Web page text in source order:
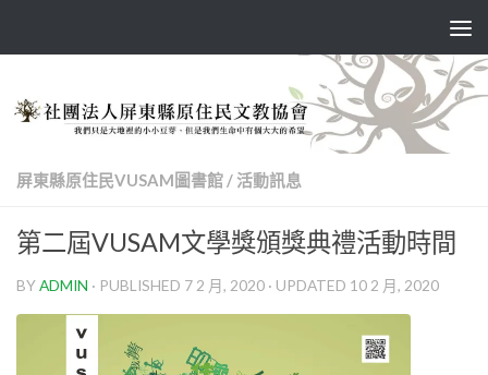
屏東縣原住民VUSAM圖書館 / 活動訊息
第二屆VUSAM文學獎頒獎典禮活動時間
BYADMIN · PUBLISHED 7 2 月, 2020 · UPDATED 10 2 月, 2020